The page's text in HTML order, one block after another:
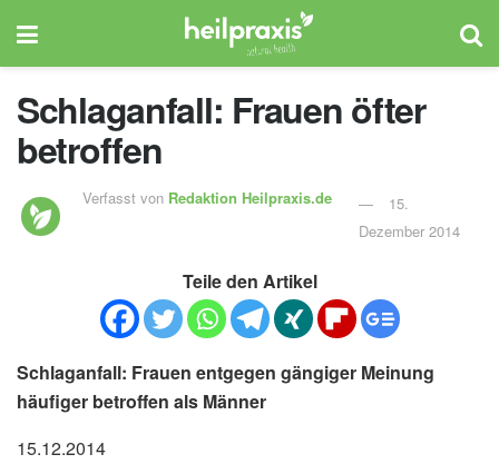
Schlaganfall: Frauen öfter
betroffen
Verfasst von Redaktion Heilpraxis.de
15.
Dezember 2014
Teile den Artikel
Schlaganfall: Frauen entgegen gängiger Meinung
häufiger betroffen als Männer
15.12.2014